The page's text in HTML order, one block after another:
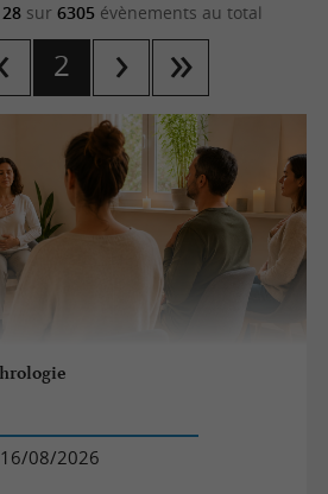
sur 6305 évènements au total
2
08/2026